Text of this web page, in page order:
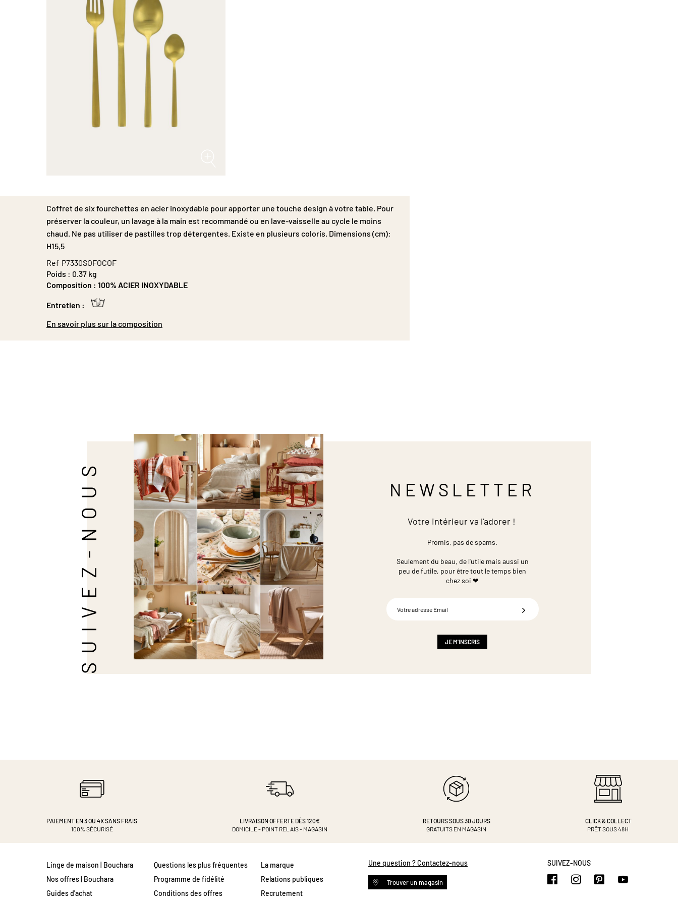
de
la
Galerie
d’images
Coffret de six fourchettes en acier inoxydable pour apporter une touche design à votre table. Pour
préserver la couleur, un lavage à la main est recommandé ou en lave-vaisselle au cycle le moins
chaud. Ne pas utiliser de pastilles trop détergentes. Existe en plusieurs coloris. Dimensions (cm):
H15,5
Ref P7330SOFOCOF
Poids : 0.37 kg
Composition : 100% ACIER INOXYDABLE
Entretien :
En savoir plus sur la composition
SUIVEZ-NOUS NEWSLETTER
Votre intérieur va l'adorer !
Promis, pas de spams.
Seulement du beau, de l'utile mais aussi un
peu de futile, pour être tout le temps bien
chez soi ❤
JE M'INSCRIS
PAIEMENT EN 3 OU 4XSANS FRAIS
100% SÉCURISÉ
LIVRAISON OFFERTE DÈS 120€
DOMICILE - POINT RELAIS - MAGASIN
RETOURS SOUS 30 JOURS
GRATUITS EN MAGASIN
CLICK & COLLECT
PRÊT SOUS 48H
Une question ? Contactez-nous
Trouver un magasin
Linge de maison | Bouchara
Nos offres | Bouchara
Guides d'achat
Questions les plus fréquentes
Programme de fidélité
Conditions des offres
La marque
Relations publiques
Recrutement
SUIVEZ-NOUS
https://https://https://https://